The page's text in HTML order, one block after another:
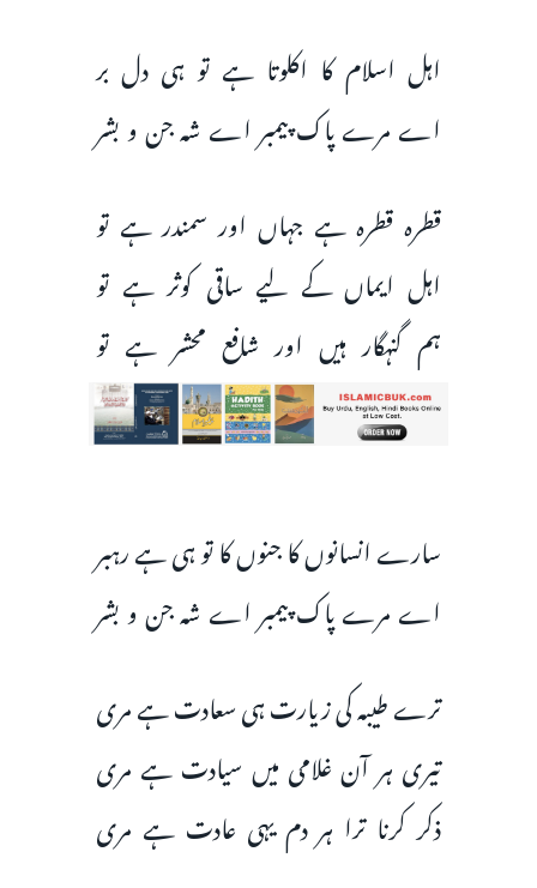
اہل اسلام کا اکلوتا ہے تو ہی دل بر
اے مرے پاک‌ پیمبر اے شہ جن و بشر
قطرہ قطرہ ہے جہاں اور سمندر ہے تو
اہل ایماں کے لیے ساقی کوثر ہے تو
ہم گنہگار ہیں اور شافع محشر ہے تو
سارے انسانوں کا جنوں کا تو ہی ہے رہبر
اے مرے پاک‌ پیمبر اے شہ جن و بشر
ترے طیبہ کی زیارت ہی سعادت ہے مری
تیری ہر آن غلامی میں سیادت ہے مری
ذکر کرنا ترا ہر دم یہی عادت ہے مری